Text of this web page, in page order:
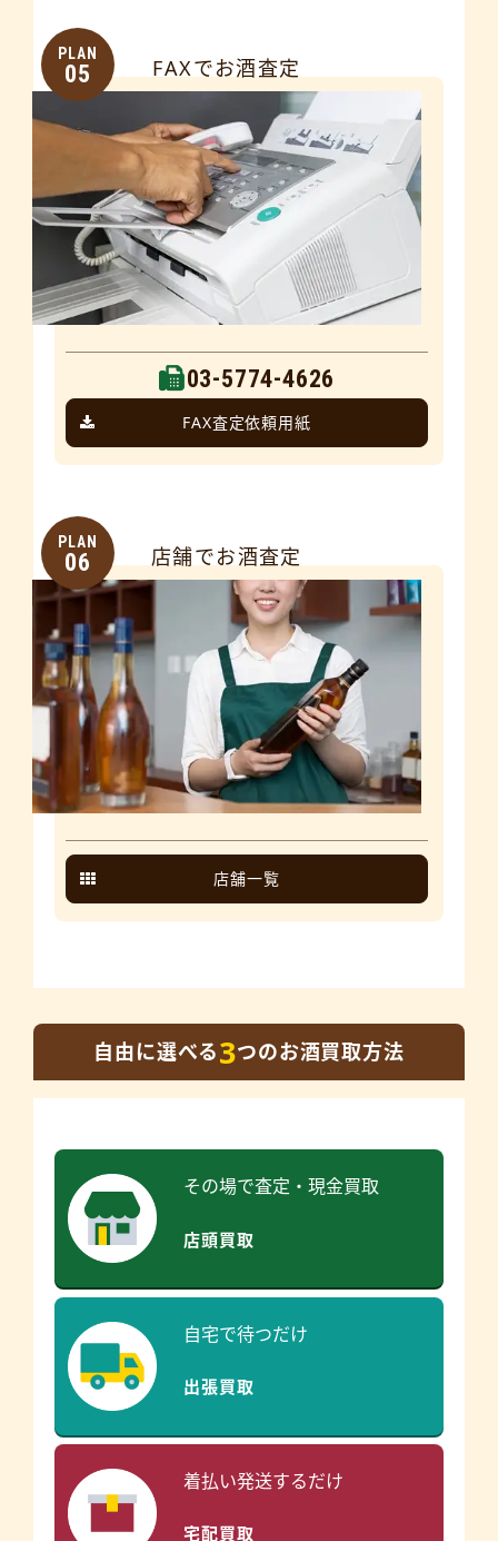
PLAN
05 FAXでお酒査定
03-5774-4626
FAX査定依頼用紙
PLAN
06 店舗でお酒査定
店舗一覧
自由に選べる3つのお酒買取方法
その場で査定・現金買取
店頭買取
自宅で待つだけ
出張買取
着払い発送するだけ
宅配買取